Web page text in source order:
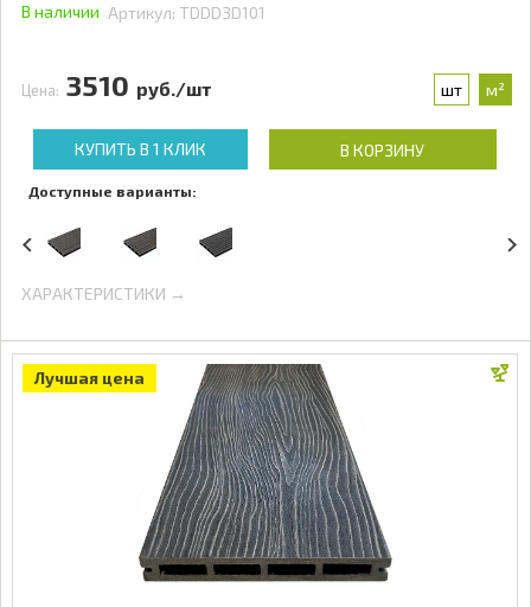
В наличии Артикул: TDDD3D101
Цена: 3510 руб./шт шт м²
КУПИТЬ В 1 КЛИК В КОРЗИНУ
Доступные варианты:
ХАРАКТЕРИСТИКИ →
Лучшая цена